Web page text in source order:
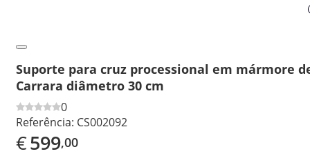
Suporte para cruz processional em mármore
Carrara diâmetro 30 cm
0
Referência: CS002092
€599,00